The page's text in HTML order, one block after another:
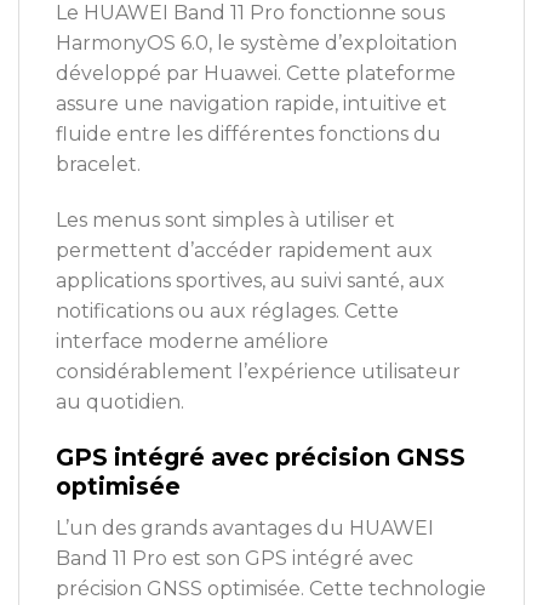
Le HUAWEI Band 11 Pro fonctionne sous
HarmonyOS 6.0, le système d’exploitation
développé par Huawei. Cette plateforme
assure une navigation rapide, intuitive et
fluide entre les différentes fonctions du
bracelet.
Les menus sont simples à utiliser et
permettent d’accéder rapidement aux
applications sportives, au suivi santé, aux
notifications ou aux réglages. Cette
interface moderne améliore
considérablement l’expérience utilisateur
au quotidien.
GPS intégré avec précision GNSS
optimisée
L’un des grands avantages du HUAWEI
Band 11 Pro est son GPS intégré avec
précision GNSS optimisée. Cette technologie